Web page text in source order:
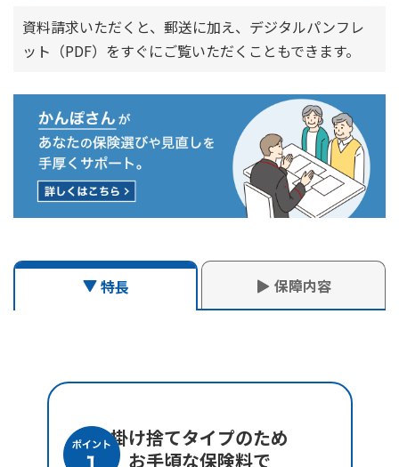
加入年齢の計算方法は、改定前後で異なります。
定期保険「新普通定期保険」
加入年齢の計算方法は、改定前後で異なります。
資料請求いただくと、郵送に加え、デジタルパンフレ
ット（PDF）をすぐにご覧いただくこともできます。
特長 保障内容
掛け捨てタイプのため
お手頃な保険料で